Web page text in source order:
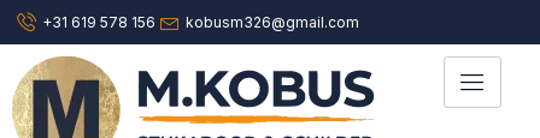
+31 619 578 156 kobusm326@gmail.com